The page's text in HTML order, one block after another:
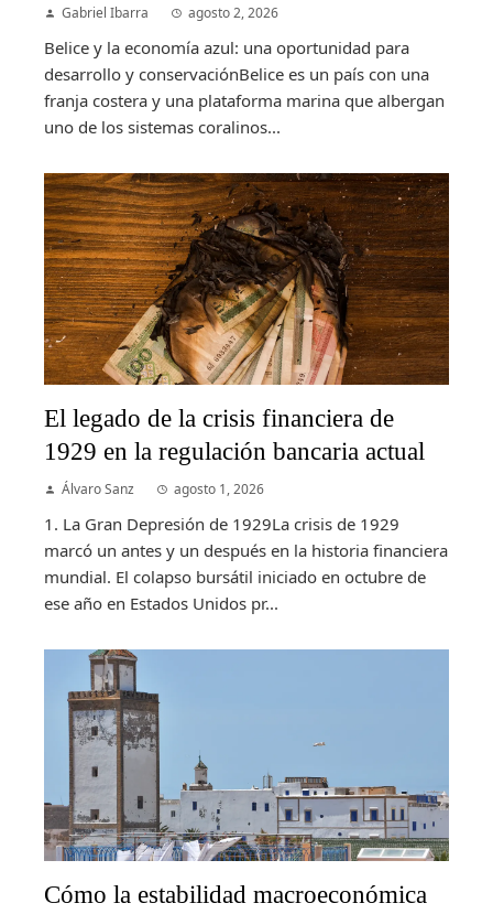
Gabriel Ibarra agosto 2, 2026
Belice y la economía azul: una oportunidad para
desarrollo y conservaciónBelice es un país con una
franja costera y una plataforma marina que albergan
uno de los sistemas coralinos...
El legado de la crisis financiera de
1929 en la regulación bancaria actual
Álvaro Sanz agosto 1, 2026
1. La Gran Depresión de 1929La crisis de 1929
marcó un antes y un después en la historia financiera
mundial. El colapso bursátil iniciado en octubre de
ese año en Estados Unidos pr...
Cómo la estabilidad macroeconómica